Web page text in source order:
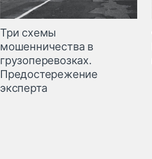
Три схемы
мошенничества в
грузоперевозках.
Предостережение
эксперта